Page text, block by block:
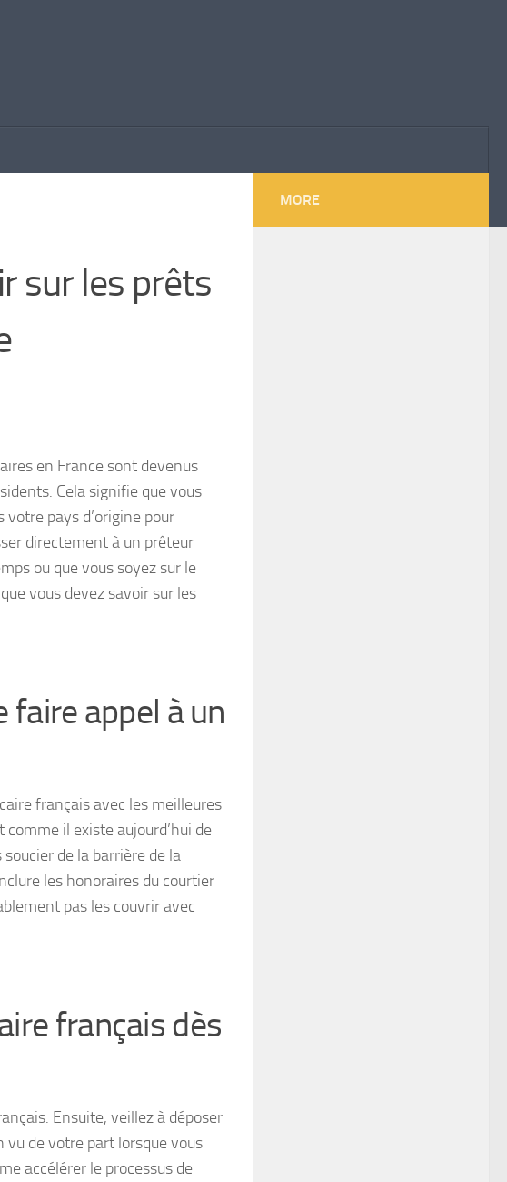
sur les prêts
en France sont devenus
Cela signifie que vous
votre pays d’origine pour
directement à un prêteur
ou que vous soyez sur le
vous devez savoir sur les
faire appel à un
français avec les meilleures
il existe aujourd’hui de
de la barrière de la
les honoraires du courtier
pas les couvrir avec
français dès
Ensuite, veillez à déposer
vu de votre part lorsque vous
accélérer le processus de
MORE